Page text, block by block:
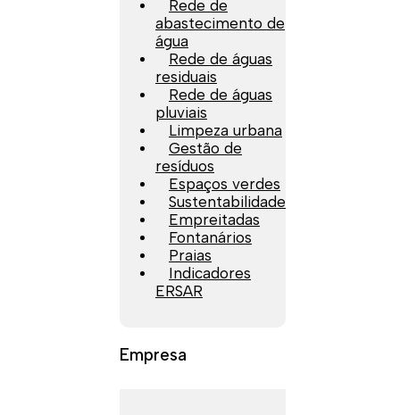
Rede de
abastecimento de
água
Rede de águas
residuais
Rede de águas
pluviais
Limpeza urbana
Gestão de
resíduos
Espaços verdes
Sustentabilidade
Empreitadas
Fontanários
Praias
Indicadores
ERSAR
Empresa